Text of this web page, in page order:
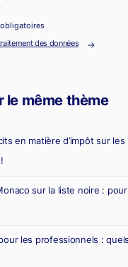
des données
le même thème
en matière d’impôt sur les
sur la liste noire :
les professionnels :